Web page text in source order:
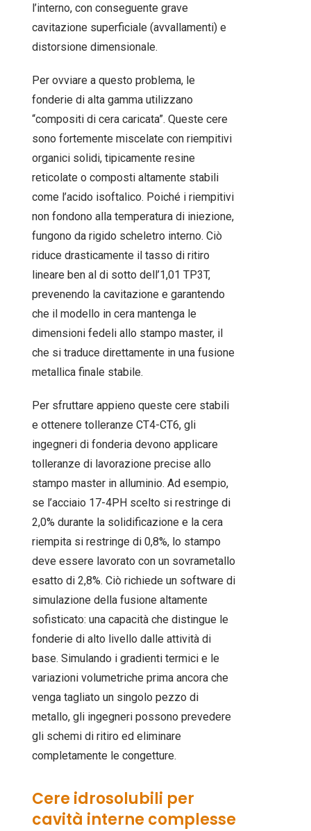
l’interno, con conseguente grave
cavitazione superficiale (avvallamenti) e
distorsione dimensionale.
Per ovviare a questo problema, le
fonderie di alta gamma utilizzano
“compositi di cera caricata”. Queste cere
sono fortemente miscelate con riempitivi
organici solidi, tipicamente resine
reticolate o composti altamente stabili
come l’acido isoftalico. Poiché i riempitivi
non fondono alla temperatura di iniezione,
fungono da rigido scheletro interno. Ciò
riduce drasticamente il tasso di ritiro
lineare ben al di sotto dell’1,01 TP3T,
prevenendo la cavitazione e garantendo
che il modello in cera mantenga le
dimensioni fedeli allo stampo master, il
che si traduce direttamente in una fusione
metallica finale stabile.
Per sfruttare appieno queste cere stabili
e ottenere tolleranze CT4-CT6, gli
ingegneri di fonderia devono applicare
tolleranze di lavorazione precise allo
stampo master in alluminio. Ad esempio,
se l’acciaio 17-4PH scelto si restringe di
2,0% durante la solidificazione e la cera
riempita si restringe di 0,8%, lo stampo
deve essere lavorato con un sovrametallo
esatto di 2,8%. Ciò richiede un software di
simulazione della fusione altamente
sofisticato: una capacità che distingue le
fonderie di alto livello dalle attività di
base. Simulando i gradienti termici e le
variazioni volumetriche prima ancora che
venga tagliato un singolo pezzo di
metallo, gli ingegneri possono prevedere
gli schemi di ritiro ed eliminare
completamente le congetture.
Cere idrosolubili per
cavità interne complesse